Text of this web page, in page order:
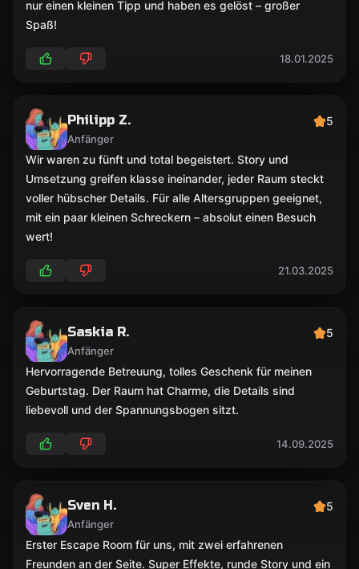
nur einen kleinen Tipp und haben es gelöst – großer
Spaß!
18.01.2025
Philipp Z.
Anfänger
5
Wir waren zu fünft und total begeistert. Story und
Umsetzung greifen klasse ineinander, jeder Raum steckt
voller hübscher Details. Für alle Altersgruppen geeignet,
mit ein paar kleinen Schreckern – absolut einen Besuch
wert!
21.03.2025
Saskia R.
Anfänger
5
Hervorragende Betreuung, tolles Geschenk für meinen
Geburtstag. Der Raum hat Charme, die Details sind
liebevoll und der Spannungsbogen sitzt.
14.09.2025
Sven H.
Anfänger
5
Erster Escape Room für uns, mit zwei erfahrenen
Freunden an der Seite. Super Effekte, runde Story und ein